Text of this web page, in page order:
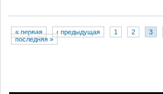
« первая ‹ предыдущая 1 2 3
последняя »